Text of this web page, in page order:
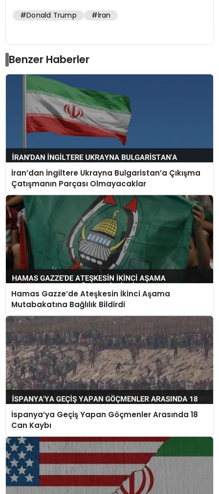
#Donald Trump #İran
Benzer Haberler
İran’dan İngiltere Ukrayna Bulgaristan’a Çıkışma
Çatışmanın Parçası Olmayacaklar
Hamas Gazze’de Ateşkesin İkinci Aşama
Mutabakatına Bağlılık Bildirdi
İspanya’ya Geçiş Yapan Göçmenler Arasında 18
Can Kaybı